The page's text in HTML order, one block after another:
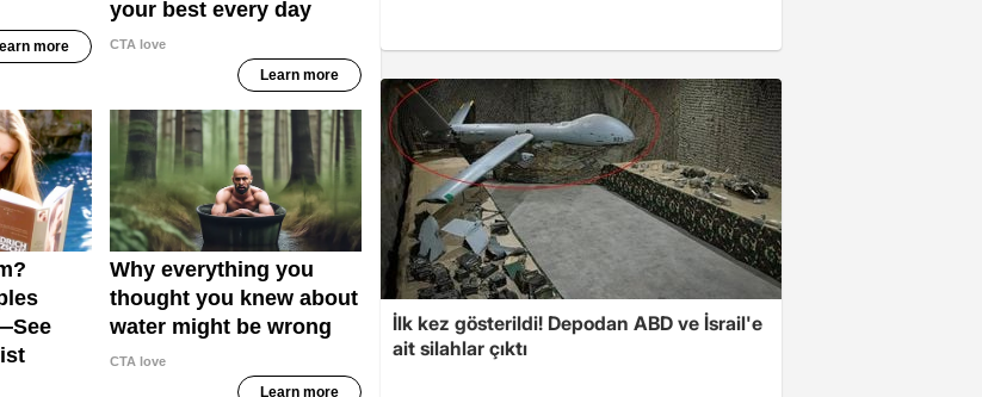
İlk kez gösterildi! Depodan ABD ve İsrail'e
ait silahlar çıktı